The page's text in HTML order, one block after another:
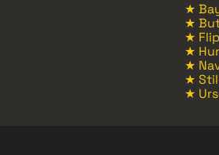
★
★
★
★
★
★
★